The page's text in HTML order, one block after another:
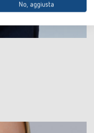
No, aggiusta